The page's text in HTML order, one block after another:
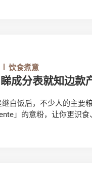
饮食煮意
睇成分表就知边
白饭后，不少人的主要
」的意粉，让你更识食